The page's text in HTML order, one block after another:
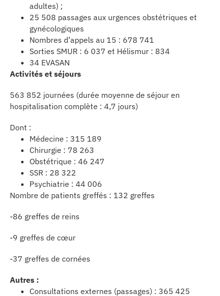
adultes) ;
25 508 passages aux urgences obstétriques et
gynécologiques
Nombres d’appels au 15 : 678 741
Sorties SMUR : 6 037 et Hélismur : 834
34 EVASAN
Activités et séjours
563 852 journées (durée moyenne de séjour en
hospitalisation complète : 4,7 jours)
Dont :
Médecine : 315 189
Chirurgie : 78 263
Obstétrique : 46 247
SSR : 28 322
Psychiatrie : 44 006
Nombre de patients greffés : 132 greffes
-86 greffes de reins
-9 greffes de cœur
-37 greffes de cornées
Autres :
Consultations externes (passages) : 365 425